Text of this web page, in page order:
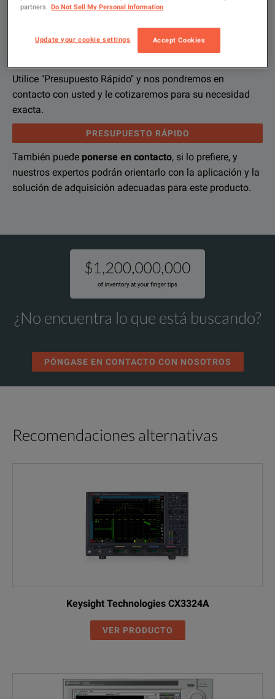
Permítanos ayudarlo con su
configuración exacta
Utilice "Presupuesto Rápido" y nos pondremos en
contacto con usted y le cotizaremos para su necesidad
exacta.
PRESUPUESTO RÁPIDO
También puede ponerse en contacto, si lo prefiere, y
nuestros expertos podrán orientarlo con la aplicación y la
solución de adquisición adecuadas para este producto.
Vista general del producto
If you would like to know more, pleaseget in touch
Si desea más información,póngase en contactoy un
¿No encuentra lo que está buscando?
PÓNGASE EN CONTACTO CON NOSOTROS
Recomendaciones alternativas
Keysight Technologies CX3324A
VER PRODUCTO
partners. Do Not Sell My Personal Information
Update your cookie settings Accept Cookies